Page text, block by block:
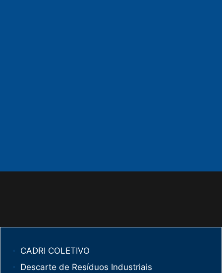
CADRI COLETIVO
Descarte de Resíduos Industriais